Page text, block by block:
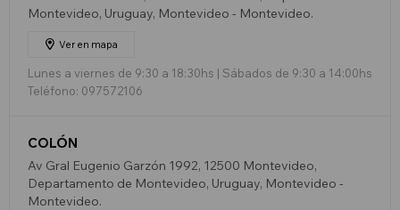
Montevideo, Uruguay, Montevideo - Montevideo.
Ver en mapa
Lunes a viernes de 9:30 a 18:30hs | Sábados de 9:30 a 14:00hs
Teléfono: 097572106
COLÓN
Av Gral Eugenio Garzón 1992, 12500 Montevideo,
Departamento de Montevideo, Uruguay, Montevideo -
Montevideo.